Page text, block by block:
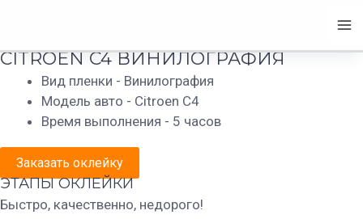
содержимому
CITROEN C4 ВИНИЛОГРАФИЯ
Вид пленки - Винилография
Модель авто - Citroen C4
Время выполнения - 5 часов
Заказать оклейку
ЭТАПЫ ОКЛЕЙКИ
Быстро, качественно, недорого!